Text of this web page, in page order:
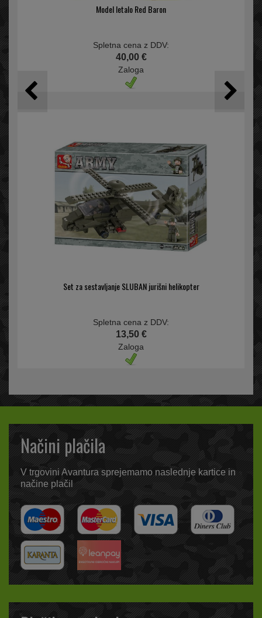
Model letalo Red Baron
Spletna cena z DDV:
40,00 €
Zaloga
Set za sestavljanje SLUBAN jurišni helikopter
Spletna cena z DDV:
13,50 €
Zaloga
Načini plačila
V trgovini Avantura sprejemamo naslednje kartice in
načine plačil